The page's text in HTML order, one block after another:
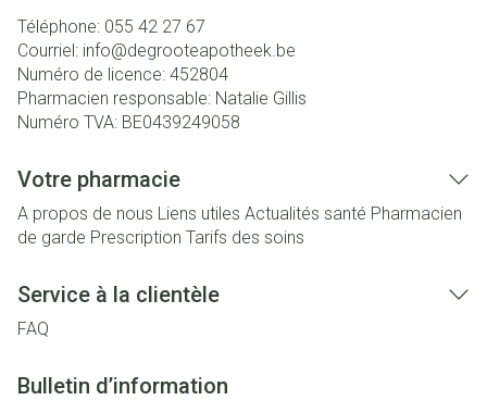
Téléphone: 055 42 27 67
Courriel: info@degrooteapotheek.be
Numéro de licence: 452804
Pharmacien responsable: Natalie Gillis
Numéro TVA: BE0439249058
Votre pharmacie
A propos de nous Liens utiles Actualités santé Pharmacien
de garde Prescription Tarifs des soins
Service à la clientèle
FAQ
Bulletin d’information